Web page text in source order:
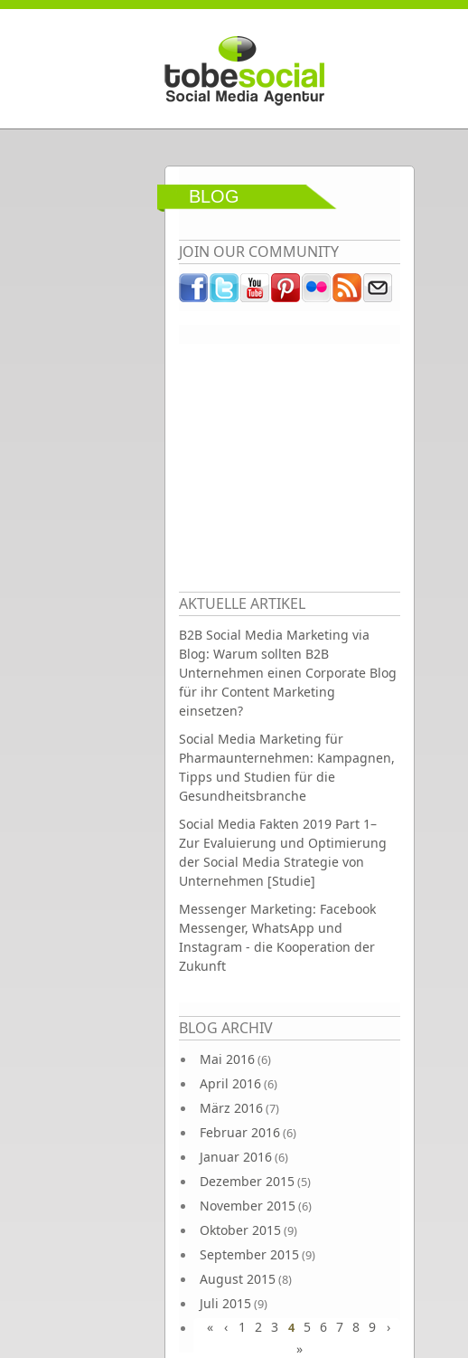
Direkt zum Inhalt
BLOG
JOIN OUR COMMUNITY
AKTUELLE ARTIKEL
B2B Social Media Marketing via
Blog: Warum sollten B2B
Unternehmen einen Corporate Blog
für ihr Content Marketing
einsetzen?
Social Media Marketing für
Pharmaunternehmen: Kampagnen,
Tipps und Studien für die
Gesundheitsbranche
Social Media Fakten 2019 Part 1–
Zur Evaluierung und Optimierung
der Social Media Strategie von
Unternehmen [Studie]
Messenger Marketing: Facebook
Messenger, WhatsApp und
Instagram - die Kooperation der
Zukunft
BLOG ARCHIV
Mai 2016(6)
April 2016(6)
März 2016(7)
Februar 2016(6)
Januar 2016(6)
Dezember 2015(5)
November 2015(6)
Oktober 2015(9)
September 2015(9)
August 2015(8)
Juli 2015(9)
Juni 2015(9)
Seiten
« ‹ 1 2 3 4 5 6 7 8 9
›
»